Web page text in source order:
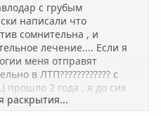
с грубым
написали что
сомнительна , и
лечение.... Если я
меня отправят
в ЛТП???????????? с
прошло 2 года , я до сих
тот мой адрес
раскрытия...